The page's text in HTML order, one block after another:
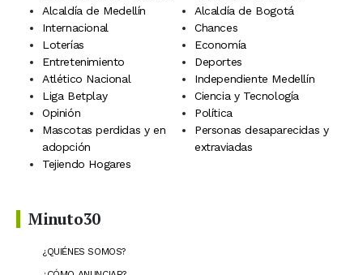
Alcaldía de Medellín
Alcaldía de Bogotá
Internacional
Chances
Loterías
Economía
Entretenimiento
Deportes
Atlético Nacional
Independiente Medellín
Liga Betplay
Ciencia y Tecnología
Opinión
Política
Mascotas perdidas y en
adopción
Personas desaparecidas y
extraviadas
Tejiendo Hogares
Minuto30
¿QUIÉNES SOMOS?